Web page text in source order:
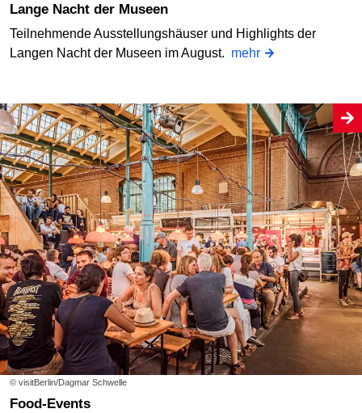
Lange Nacht der Museen
Teilnehmende Ausstellungshäuser und Highlights der
Langen Nacht der Museen im August. mehr
© visitBerlin/Dagmar Schwelle
Food-Events